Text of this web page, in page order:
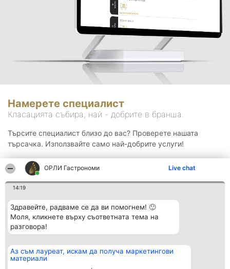
ОРЛИ Гастрономи Live chat
14:19
Здравейте, радваме се да ви помогнем! 🙂
Моля, кликнете върху съответната тема на
разговора!
Аз съм лауреат, искам да получа маркетингови
материали
Намерете специалист
Класацията събира, най - добрите в бранша.
Търсите специалист близо до вас? Проверете нашата
търсачка. Използвайте само най-добрите услуги!
Организатор на
класиране
Класация Контакти